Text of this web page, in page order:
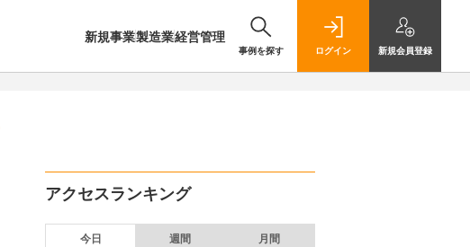
新規事業製造業経営管理
事例を探す ログイン 新規会員登録
アクセスランキング
今日 週間 月間